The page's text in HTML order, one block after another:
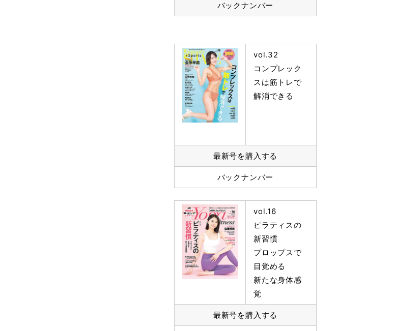
バックナンバー
vol.32
コンプレック
スは筋トレで
解消できる
最新号を購入する
バックナンバー
vol.16
ピラティスの
新習慣
プロップスで
目覚める
新たな身体感
覚
最新号を購入する